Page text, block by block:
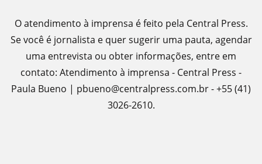
O atendimento à imprensa é feito pela Central Press.
Se você é jornalista e quer sugerir uma pauta, agendar
uma entrevista ou obter informações, entre em
contato: Atendimento à imprensa - Central Press -
Paula Bueno | pbueno@centralpress.com.br - +55 (41)
3026-2610.